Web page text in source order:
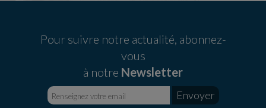
Pour suivre notre actualité, abonnez-
vous
à notre Newsletter